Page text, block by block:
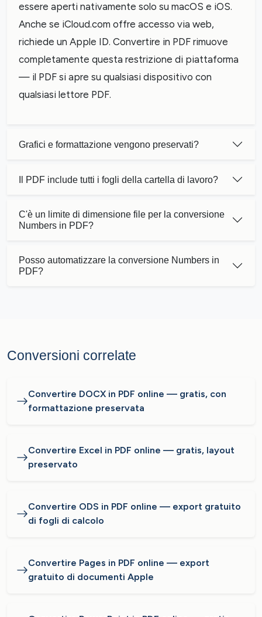
essere aperti nativamente solo su macOS e iOS.
Anche se iCloud.com offre accesso via web,
richiede un Apple ID. Convertire in PDF rimuove
completamente questa restrizione di piattaforma
— il PDF si apre su qualsiasi dispositivo con
qualsiasi lettore PDF.
Grafici e formattazione vengono preservati?
Il PDF include tutti i fogli della cartella di lavoro?
C'è un limite di dimensione file per la conversione
Numbers in PDF?
Posso automatizzare la conversione Numbers in
PDF?
Conversioni correlate
Convertire DOCX in PDF online — gratis, con
formattazione preservata
Convertire Excel in PDF online — gratis, layout
preservato
Convertire ODS in PDF online — export gratuito
di fogli di calcolo
Convertire Pages in PDF online — export
gratuito di documenti Apple